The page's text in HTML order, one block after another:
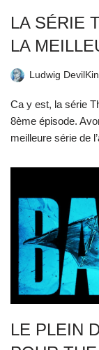
LA SÉRIE
LA
Ludwig
Ca y est, la série
8ème épisode.
meilleure série de
LE PLEIN